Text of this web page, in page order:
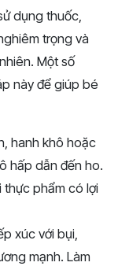
dụng thuốc,
trọng và
Một số
này để giúp bé
hanh khô hoặc
hấp dẫn đến ho.
thực phẩm có lợi
xúc với bụi,
mạnh. Làm